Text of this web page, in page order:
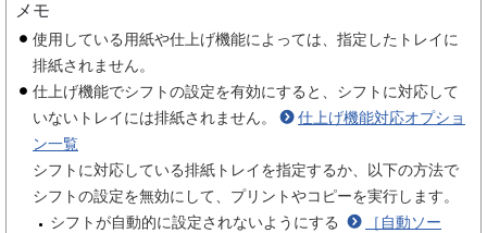
メモ
使用している用紙や仕上げ機能によっては、指定したトレイに
排紙されません。
仕上げ機能でシフトの設定を有効にすると、シフトに対応して
いないトレイには排紙されません。
仕上げ機能対応オプショ
ン一覧
シフトに対応している排紙トレイを指定するか、以下の方法で
シフトの設定を無効にして、プリントやコピーを実行します。
シフトが自動的に設定されないようにする
［自動ソー